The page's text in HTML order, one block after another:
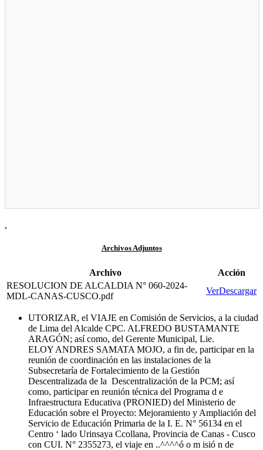
,
Archivos Adjuntos
Archivo
Acción
RESOLUCION DE ALCALDIA N° 060-2024-
MDL-CANAS-CUSCO.pdf
VerDescargar
UTORIZAR, el VIAJE en Comisión de Servicios, a la ciudad
de Lima del Alcalde CPC. ALFREDO BUSTAMANTE
ARAGÓN; así como, del Gerente Municipal, Lie.
ELOY ANDRES SAMATA MOJO, a fin de, participar en la
reunión de coordinación en las instalaciones de la
Subsecretaría de Fortalecimiento de la Gestión
Descentralizada de la Descentralización de la PCM; así
como, participar en reunión técnica del Programa d e
Infraestructura Educativa (PRONIED) del Ministerio de
Educación sobre el Proyecto: Mejoramiento y Ampliación del
Servicio de Educación Primaria de la I. E. N° 56134 en el
Centro ‘ lado Urinsaya Ccollana, Provincia de Canas - Cusco
con CUI. N° 2355273, el viaje en ..^^^^ó o m isió n de